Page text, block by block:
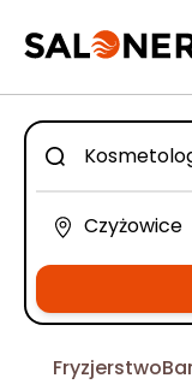
Fryzjerstwo